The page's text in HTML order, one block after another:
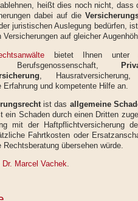
heißt dies noch nicht, dass
dabei auf die
juristischen Auslegung bedürfen,
auf gleicher
bietet Ihnen unter
Berufsgenossenschaft,
,
und kompetente Hilfe an.
ist das allgemeine
ein Schaden durch einen Dritten
mit der Haftpflichtversicherung
Fahrtkosten oder
übersehen würde.
Dr. Marcel Vachek.